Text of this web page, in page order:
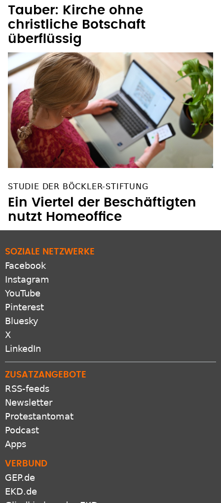
Tauber: Kirche ohne
christliche Botschaft
überflüssig
STUDIE DER BÖCKLER-STIFTUNG
Ein Viertel der Beschäftigten
nutzt Homeoffice
SOZIALE NETZWERKE
Facebook
Instagram
YouTube
Pinterest
Bluesky
X
LinkedIn
ZUSATZANGEBOTE
RSS-feeds
Newsletter
Protestantomat
Podcast
Apps
VERBUND
GEP.de
EKD.de